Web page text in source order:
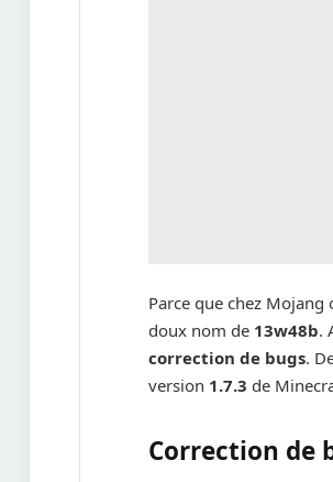
Parce que chez
doux nom de 13w48b.
correction de bugs.
version 1.7.3 de
Correction de